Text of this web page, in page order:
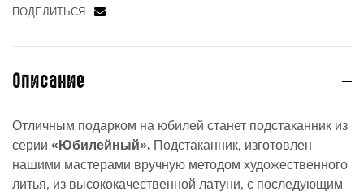
ПОДЕЛИТЬСЯ:
Описание
Отличным подарком на юбилей станет подстаканник из
серии «Юбилейный». Подстаканник, изготовлен
нашими мастерами вручную методом художественного
литья, из высококачественной латуни, с последующим